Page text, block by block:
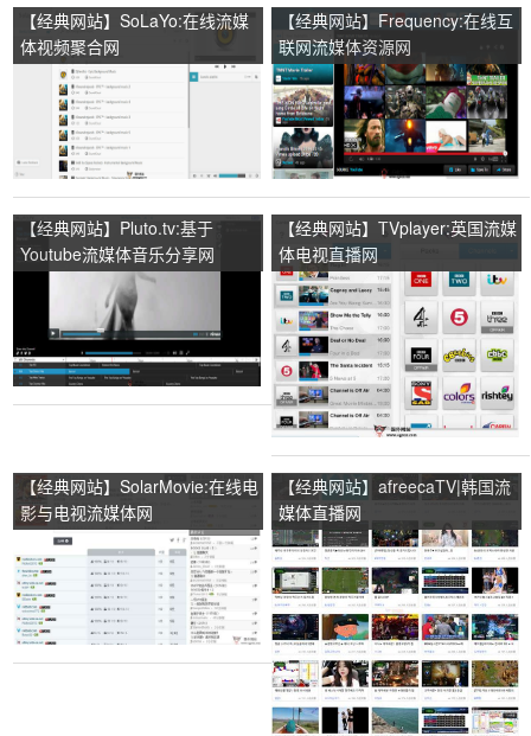
【经典网站】SoLaYo:在线流媒
体视频聚合网
【经典网站】Frequency:在线互
联网流媒体资源网
【经典网站】Pluto.tv:基于
Youtube流媒体音乐分享网
【经典网站】TVplayer:英国流媒
体电视直播网
【经典网站】SolarMovie:在线电
影与电视流媒体网
【经典网站】afreecaTV|韩国流
媒体直播网